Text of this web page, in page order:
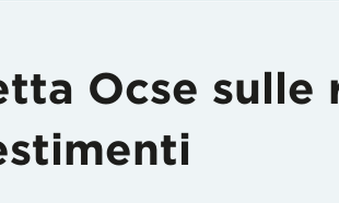
Ocse sulle